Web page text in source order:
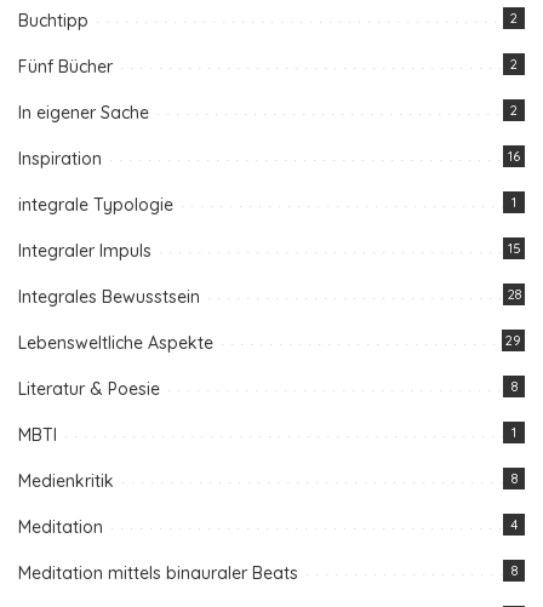
Buchtipp 2
Fünf Bücher 2
In eigener Sache 2
Inspiration 16
integrale Typologie 1
Integraler Impuls 15
Integrales Bewusstsein 28
Lebensweltliche Aspekte 29
Literatur & Poesie 8
MBTI 1
Medienkritik 8
Meditation 4
Meditation mittels binauraler Beats 8